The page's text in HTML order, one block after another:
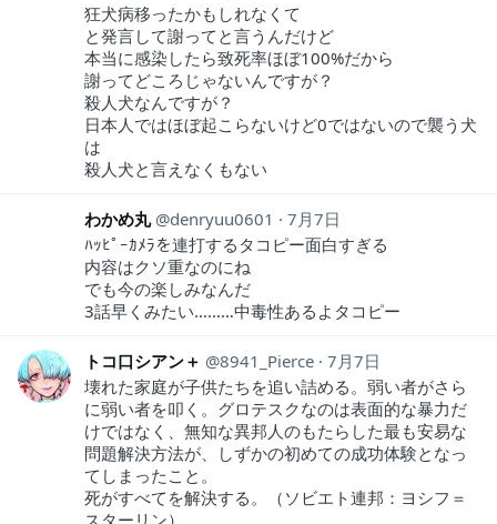
狂犬病移ったかもしれなくて
と発言して謝ってと言うんだけど
本当に感染したら致死率ほぼ100%だから
謝ってどころじゃないんですが？
殺人犬なんですが？
日本人ではほぼ起こらないけど0ではないので襲う犬
は
殺人犬と言えなくもない
わかめ丸 denryuu0601
7月7日
ﾊｯﾋﾟｰｶﾒﾗを連打するタコピー面白すぎる
内容はクソ重なのにね
でも今の楽しみなんだ
3話早くみたい………中毒性あるよタコピー
トコ口シアン＋ 8941_Pierce 7月7日
壊れた家庭が子供たちを追い詰める。弱い者がさら
に弱い者を叩く。グロテスクなのは表面的な暴力だ
けではなく、無知な異邦人のもたらした最も安易な
問題解決方法が、しずかの初めての成功体験となっ
てしまったこと。
死がすべてを解決する。（ソビエト連邦：ヨシフ＝
スターリン）